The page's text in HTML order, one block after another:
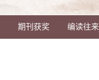
期刊获奖 编读往来